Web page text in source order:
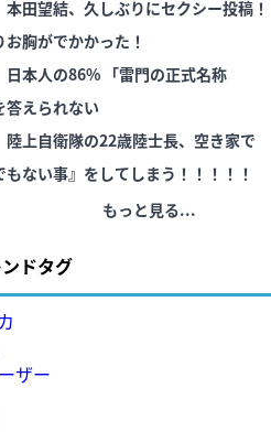
が……
本田望結、久しぶりにセクシー投稿！
お胸がでかかった！
の86% 「雷門の正式名称
答えられない
陸上自衛隊の22歳陸士長、空き家で
もない事』をしてしまう！！！！！
もっと見る...
ンドタグ
ザー